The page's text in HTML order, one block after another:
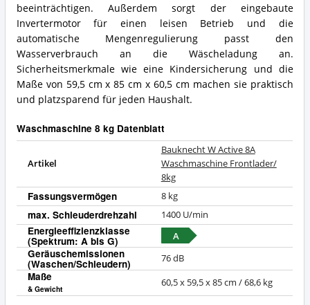
beeinträchtigen. Außerdem sorgt der eingebaute
Invertermotor für einen leisen Betrieb und die
automatische Mengenregulierung passt den
Wasserverbrauch an die Wäscheladung an.
Sicherheitsmerkmale wie eine Kindersicherung und die
Maße von 59,5 cm x 85 cm x 60,5 cm machen sie praktisch
und platzsparend für jeden Haushalt.
Waschmaschine 8 kg Datenblatt
Artikel
Bauknecht W Active 8A
Waschmaschine Frontlader/
8kg
Fassungsvermögen 8 kg
max. Schleuderdrehzahl 1400 U/min
Energieeffizienzklasse
(Spektrum: A bis G) A
Geräuschemissionen
(Waschen/Schleudern) 76 dB
Maße
& Gewicht
60,5 x 59,5 x 85 cm / 68,6 kg